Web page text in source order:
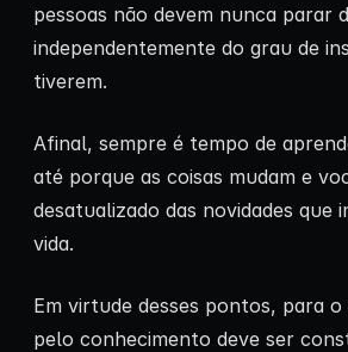
pessoas não devem nunca parar
independentemente do grau de
tiverem.
Afinal, sempre é tempo de
até porque as coisas mudam e
desatualizado das novidades que
vida.
Em virtude desses pontos, para
pelo conhecimento deve ser